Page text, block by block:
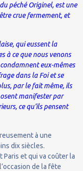
péché Originel, est une
crue fermement, et
qui eussent la
à ce que nous venons
eux-mêmes
dans la Foi et se
par le fait même, ils
manifester par
ce qu’ils pensent
à une
dix siècles.
et qui va coûter la
de la fête